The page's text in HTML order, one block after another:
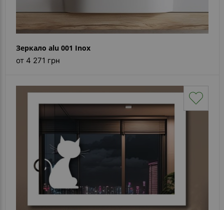
Зеркало alu 001 Inox
от 4 271 грн